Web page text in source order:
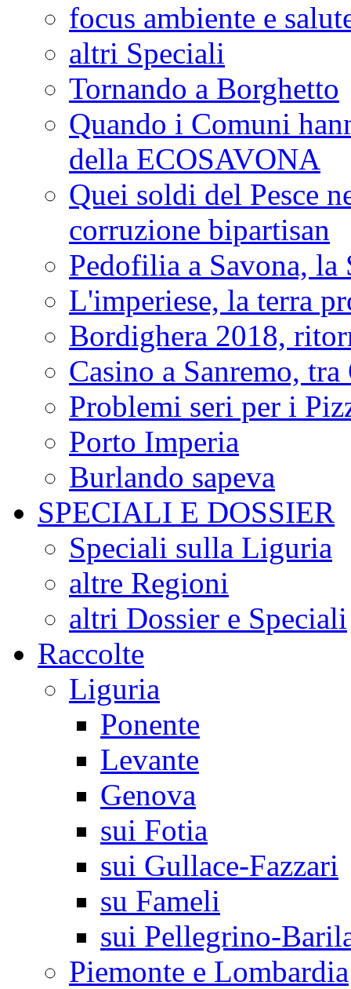
focus ambiente e
altri Speciali
Tornando a Borghetto
Quando i Comuni
della ECOSAVONA
Quei soldi del Pesce
corruzione bipartisan
Pedofilia a Savona, la
L'imperiese, la terra
Bordighera 2018,
Casino a Sanremo,
Problemi seri per i
Porto Imperia
Burlando sapeva
SPECIALI E DOSSIER
Speciali sulla Liguria
altre Regioni
altri Dossier e Speciali
Raccolte
Liguria
Ponente
Levante
Genova
sui Fotia
sui Gullace-Fazzari
su Fameli
sui Pellegrino-
Piemonte e Lombardia